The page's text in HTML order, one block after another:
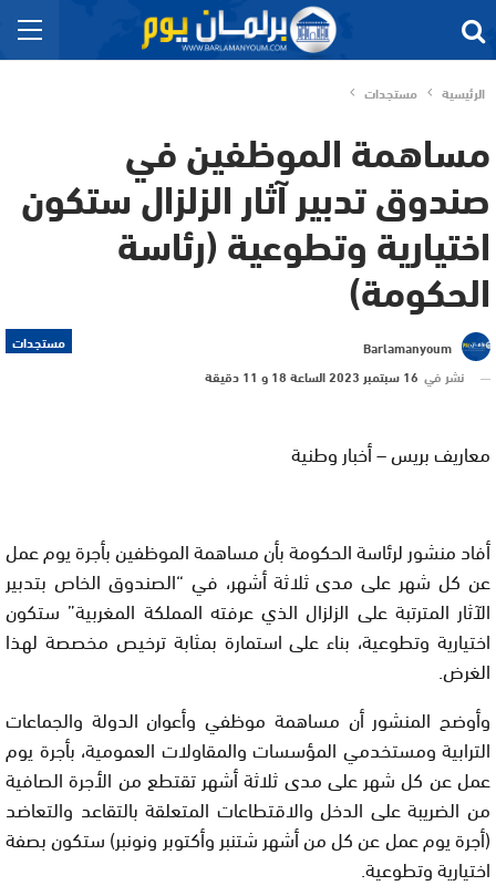
الرئيسية مستجدات
مساهمة الموظفين في
صندوق تدبير آثار الزلزال ستكون
اختيارية وتطوعية (رئاسة
الحكومة)
مستجدات
Barlamanyoum
نشر في 16 سبتمبر 2023 الساعة 18 و 11 دقيقة
معاريف بريس – أخبار وطنية
أفاد منشور لرئاسة الحكومة بأن مساهمة الموظفين بأجرة يوم عمل
عن كل شهر على مدى ثلاثة أشهر، في “الصندوق الخاص بتدبير
الآثار المترتبة على الزلزال الذي عرفته المملكة المغربية” ستكون
اختيارية وتطوعية، بناء على استمارة بمثابة ترخيص مخصصة لهذا
الغرض.
وأوضح المنشور أن مساهمة موظفي وأعوان الدولة والجماعات
الترابية ومستخدمي المؤسسات والمقاولات العمومية، بأجرة يوم
عمل عن كل شهر على مدى ثلاثة أشهر تقتطع من الأجرة الصافية
من الضريبة على الدخل والاقتطاعات المتعلقة بالتقاعد والتعاضد
(أجرة يوم عمل عن كل من أشهر شتنبر وأكتوبر ونونبر) ستكون بصفة
اختيارية وتطوعية.